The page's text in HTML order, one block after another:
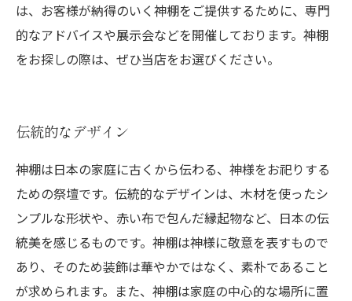
は、お客様が納得のいく神棚をご提供するために、専門
的なアドバイスや展示会などを開催しております。神棚
をお探しの際は、ぜひ当店をお選びください。
伝統的なデザイン
神棚は日本の家庭に古くから伝わる、神様をお祀りする
ための祭壇です。伝統的なデザインは、木材を使ったシ
ンプルな形状や、赤い布で包んだ縁起物など、日本の伝
統美を感じるものです。神棚は神様に敬意を表すもので
あり、そのため装飾は華やかではなく、素朴であること
が求められます。また、神棚は家庭の中心的な場所に置